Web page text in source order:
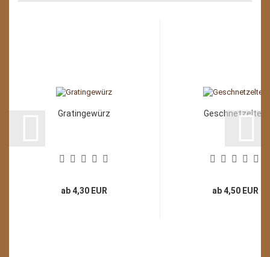
Gratingewürz
ab 4,30 EUR
Geschnetzeltes
ab 4,50 EUR